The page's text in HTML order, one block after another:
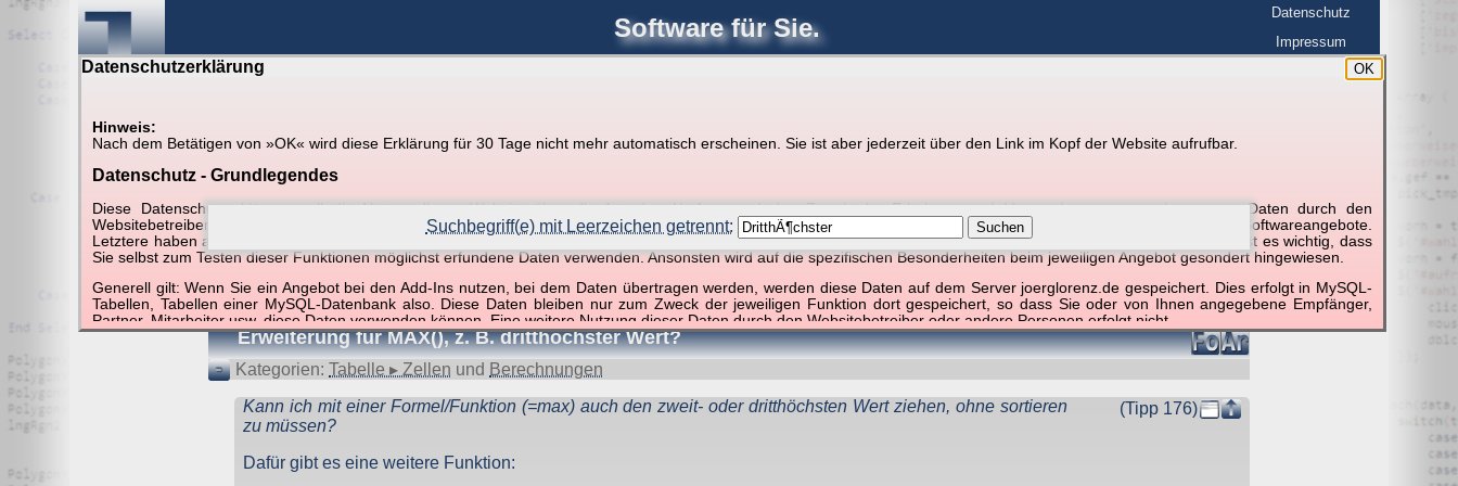
OK
Datenschutzerklärung
Hinweis:
Nach dem Betätigen von »OK« wird diese Erklärung für 30 Tage nicht mehr automatisch erscheinen. Sie ist aber jederzeit über den Link im Kopf der Website aufrufbar.
Datenschutz - Grundlegendes
Diese Datenschutzerklärung soll die Nutzer dieser Website über die Art, den Umfang und den Zweck der Erhebung und Verwendung personenbezogener Daten durch den
Websitebetreiber von joerglorenz.de informieren. Dabei geht es ausschließlich um die Nutzung dieser Website, nicht aber um die Nutzung besonderer einzelner Softwareangebote.
Letztere haben aufgrund ihrer Funktionen Besonderheiten, so dass verschiedene Daten gespeichert werden müssen, die für das Funktionieren erforderlich sind. Hier ist es wichtig, dass
Sie selbst zum Testen dieser Funktionen möglichst erfundene Daten verwenden. Ansonsten wird auf die spezifischen Besonderheiten beim jeweiligen Angebot gesondert hingewiesen.
Generell gilt: Wenn Sie ein Angebot bei den Add-Ins nutzen, bei dem Daten übertragen werden, werden diese Daten auf dem Server joerglorenz.de gespeichert. Dies erfolgt in MySQL-
Tabellen, Tabellen einer MySQL-Datenbank also. Diese Daten bleiben nur zum Zweck der jeweiligen Funktion dort gespeichert, so dass Sie oder von Ihnen angegebene Empfänger,
Partner, Mitarbeiter usw. diese Daten verwenden können. Eine weitere Nutzung dieser Daten durch den Websitebetreiber oder andere Personen erfolgt nicht.
Der Websitebetreiber nimmt Ihren Datenschutz sehr ernst und behandelt Ihre personenbezogenen Daten vertraulich und entsprechend der gesetzlichen Vorschriften. Da durch neue
Technologien und die ständige Weiterentwicklung dieser Webseite Änderungen an dieser Datenschutzerklärung vorgenommen werden können, empfehlen wir Ihnen, sich die
Datenschutzerklärung in regelmäßigen Abständen wieder durchzulesen.
Definitionen der verwendeten Begriffe (z.B. “personenbezogene Daten” oder “Verarbeitung”) finden Sie in Art. 4 DSGVO.
Software für Sie.
joerglorenz.de
Datenschutz
Impressum
Suche in Beispielen und Tipps zu Excel und VBA
Suchbegriff(e) mit Leerzeichen getrennt: Suchen
Suchergebnisse (1 Treffer, 1 Begriff)
Erweiterung für MAX(), z. B. dritthöchster Wert?
Kategorien: Tabelle ▸ Zellen und Berechnungen
(Tipp 176)
Kann ich mit einer Formel/Funktion (=max) auch den zweit- oder dritthöchsten Wert ziehen, ohne sortieren
zu müssen?
Dafür gibt es eine weitere Funktion: